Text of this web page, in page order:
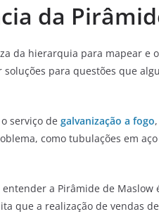
da
da hierarquia para mapear e
para questões que
serviço de galvanização a fogo
como tubulações em
a Pirâmide de Maslow
que a realização de vendas de